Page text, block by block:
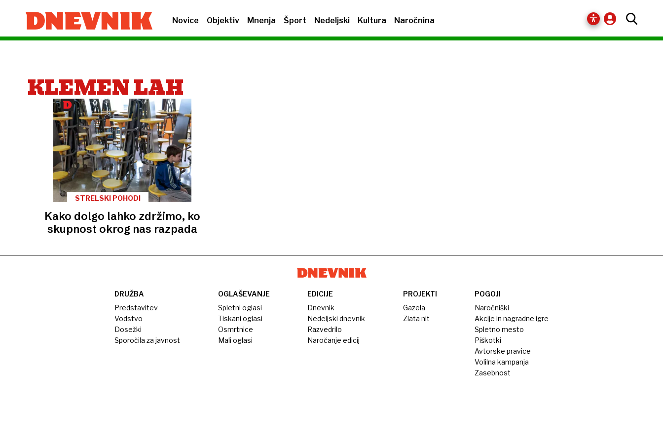
Novice Objektiv Mnenja Šport Nedeljski Kultura Naročnina
KLEMEN LAH
STRELSKI POHODI
Kako dolgo lahko zdržimo, ko
skupnost okrog nas razpada
DRUŽBA
Predstavitev
Vodstvo
Dosežki
Sporočila za javnost
OGLAŠEVANJE
Spletni oglasi
Tiskani oglasi
Osmrtnice
Mali oglasi
EDICIJE
Dnevnik
Nedeljski dnevnik
Razvedrilo
Naročanje edicij
PROJEKTI
Gazela
Zlata nit
POGOJI
Naročniški
Akcije in nagradne igre
Spletno mesto
Piškotki
Avtorske pravice
Volilna kampanja
Zasebnost